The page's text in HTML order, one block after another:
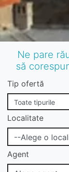
Ne pare
să
Tip ofertă
Localitate
Agent